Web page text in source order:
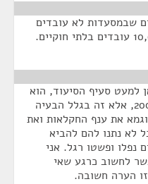
שבמסעדות לא עובדים
למעט סעיף הסיעוד, הוא
לא בגלל שאין צורך בזה בשנת 2004, אלא זה בגלל הבעיה
את ענף החקלאות ואת
לא נתנו להם להביא
נפלו ופשטו רגל. אני
לחשוב כרגע שאי
הערה חשובה.